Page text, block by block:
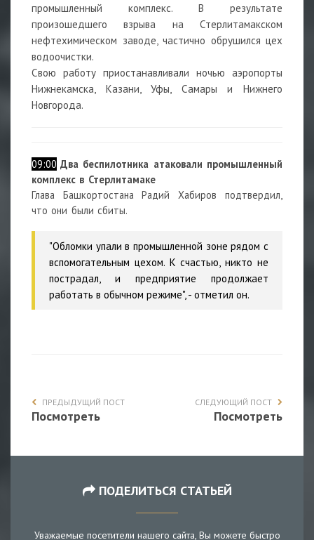
промышленный комплекс. В результате
произошедшего взрыва на Стерлитамакском
нефтехимическом заводе, частично обрушился цех
водоочистки.
Свою работу приостанавливали ночью аэропорты
Нижнекамска, Казани, Уфы, Самары и Нижнего
Новгорода.
09:00 Два беспилотника атаковали промышленный
комплекс в Стерлитамаке
Глава Башкортостана Радий Хабиров подтвердил,
что они были сбиты.
"Обломки упали в промышленной зоне рядом с
вспомогательным цехом. К счастью, никто не
пострадал, и предприятие продолжает
работать в обычном режиме", - отметил он.
ПРЕДЫДУЩИЙ ПОСТ
Посмотреть
СЛЕДУЮЩИЙ ПОСТ
Посмотреть
ПОДЕЛИТЬСЯ СТАТЬЕЙ
Уважаемые посетители нашего сайта, Вы можете быстро